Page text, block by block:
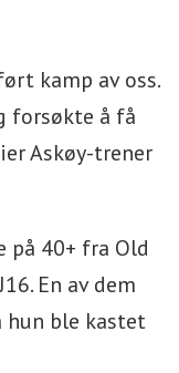
kamp av oss.
forsøkte å få
Askøy-trener
på 40+ fra Old
En av dem
hun ble kastet